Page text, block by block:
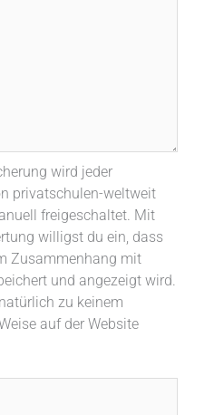
wird jeder
privatschulen-weltweit
freigeschaltet. Mit
willigst du ein, dass
Zusammenhang mit
und angezeigt wird.
zu keinem
auf der Website